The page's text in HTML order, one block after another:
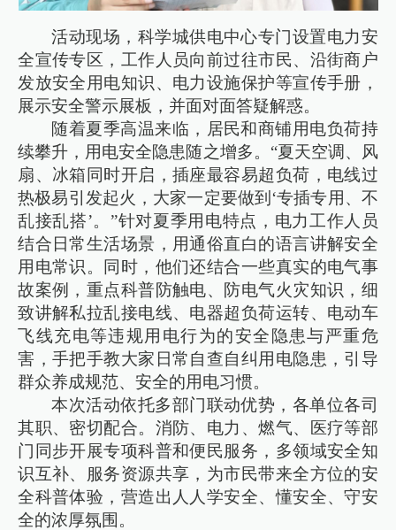
活动现场，科学城供电中心专门设置电力安
全宣传专区，工作人员向前过往市民、沿街商户
发放安全用电知识、电力设施保护等宣传手册，
展示安全警示展板，并面对面答疑解惑。
随着夏季高温来临，居民和商铺用电负荷持
续攀升，用电安全隐患随之增多。“夏天空调、风
扇、冰箱同时开启，插座最容易超负荷，电线过
热极易引发起火，大家一定要做到‘专插专用、不
乱接乱搭’。”针对夏季用电特点，电力工作人员
结合日常生活场景，用通俗直白的语言讲解安全
用电常识。同时，他们还结合一些真实的电气事
故案例，重点科普防触电、防电气火灾知识，细
致讲解私拉乱接电线、电器超负荷运转、电动车
飞线充电等违规用电行为的安全隐患与严重危
害，手把手教大家日常自查自纠用电隐患，引导
群众养成规范、安全的用电习惯。
本次活动依托多部门联动优势，各单位各司
其职、密切配合。消防、电力、燃气、医疗等部
门同步开展专项科普和便民服务，多领域安全知
识互补、服务资源共享，为市民带来全方位的安
全科普体验，营造出人人学安全、懂安全、守安
全的浓厚氛围。